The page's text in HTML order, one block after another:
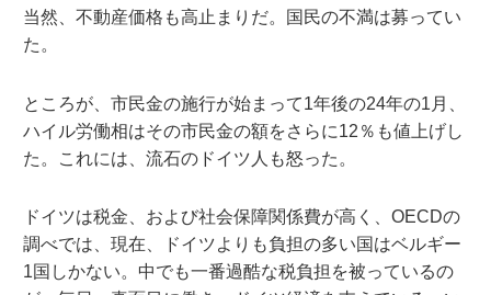
当然、不動産価格も高止まりだ。国民の不満は募ってい
た。
ところが、市民金の施行が始まって1年後の24年の1月、
ハイル労働相はその市民金の額をさらに12％も値上げし
た。これには、流石のドイツ人も怒った。
ドイツは税金、および社会保障関係費が高く、OECDの
調べでは、現在、ドイツよりも負担の多い国はベルギー
1国しかない。中でも一番過酷な税負担を被っているの